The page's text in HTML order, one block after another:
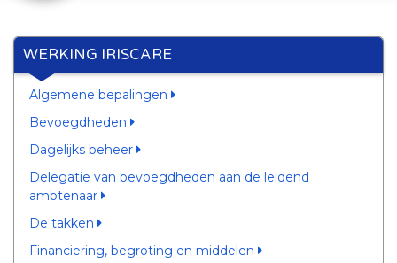
WERKING IRISCARE
Algemene bepalingen
Bevoegdheden
Dagelijks beheer
Delegatie van bevoegdheden aan de leidend
ambtenaar
De takken
Financiering, begroting en middelen